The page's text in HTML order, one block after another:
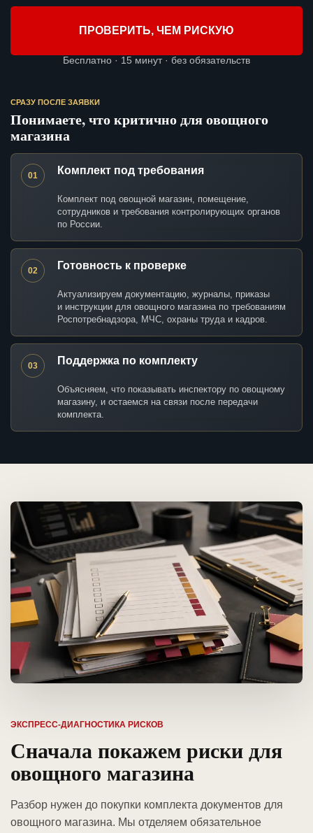
ПРОВЕРИТЬ, ЧЕМ РИСКУЮ
Бесплатно · 15 минут · без обязательств
СРАЗУ ПОСЛЕ ЗАЯВКИ
Понимаете, что критично для овощного
магазина
01 Комплект под требования
Комплект под овощной магазин, помещение,
сотрудников и требования контролирующих органов
по России.
02 Готовность к проверке
Актуализируем документацию, журналы, приказы
и инструкции для овощного магазина по требованиям
Роспотребнадзора, МЧС, охраны труда и кадров.
03 Поддержка по комплекту
Объясняем, что показывать инспектору по овощному
магазину, и остаемся на связи после передачи
комплекта.
ЭКСПРЕСС-ДИАГНОСТИКА РИСКОВ
Сначала покажем риски для
овощного магазина
Разбор нужен до покупки комплекта документов для
овощного магазина. Мы отделяем обязательное